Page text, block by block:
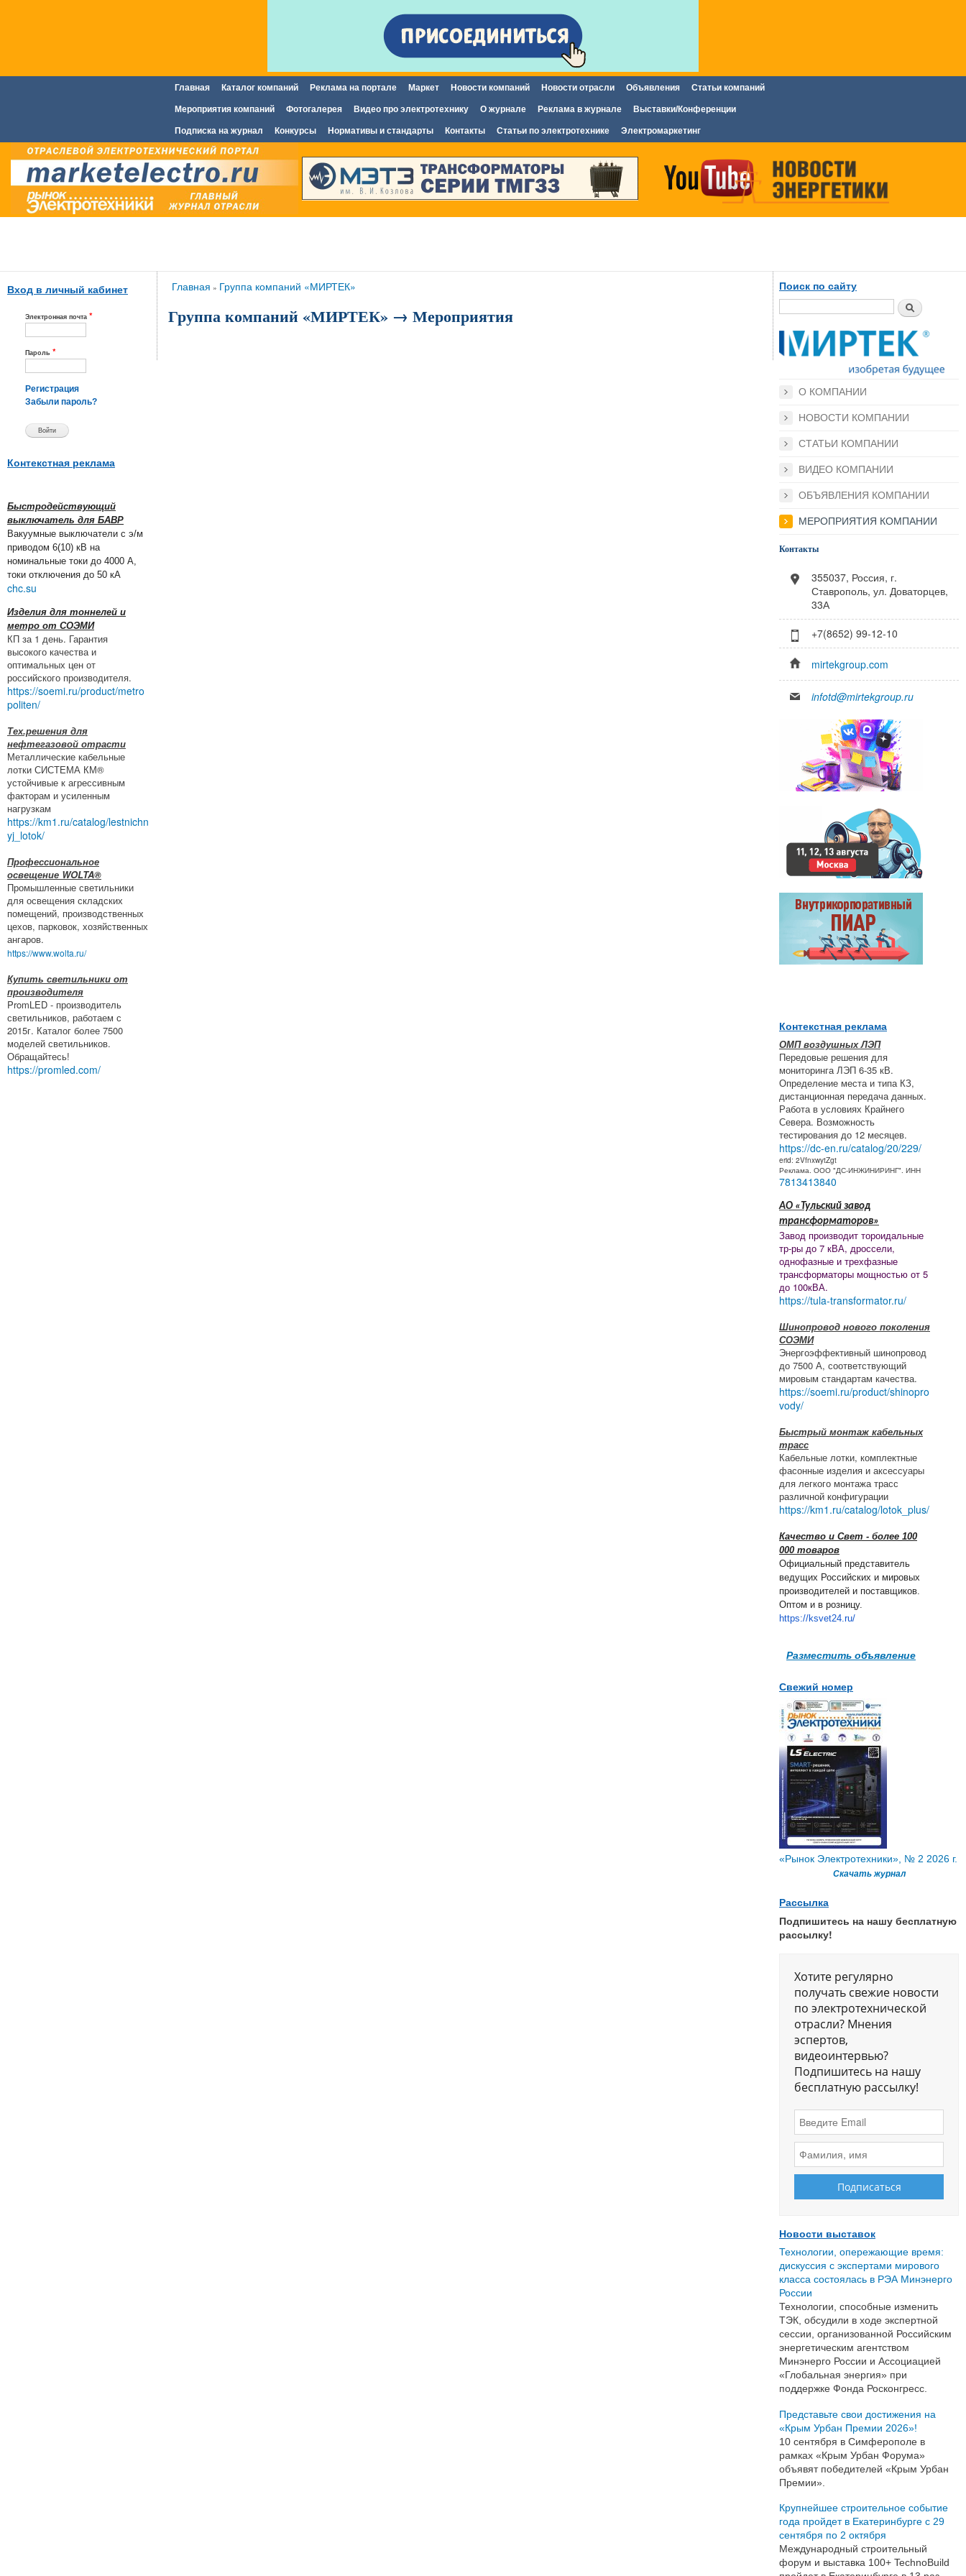
содержанию
Главное меню
Главная Каталог компаний Реклама на портале Маркет Новости компаний Новости отрасли Объявления Статьи компаний
Мероприятия компаний Фотогалерея Видео про электротехнику О журнале Реклама в журнале Выставки/Конференции
Подписка на журнал Конкурсы Нормативы и стандарты Контакты Статьи по электротехнике Электромаркетинг
Вход в личный кабинет
Электронная почта *
Пароль *
Регистрация
Забыли пароль?
Контекстная реклама
Быстродействующий
выключатель для БАВР
Вакуумные выключатели с э/м
приводом 6(10) кВ на
номинальные токи до 4000 А,
токи отключения до 50 кА
chc.su
Изделия для тоннелей и
метро от СОЭМИ
КП за 1 день. Гарантия
высокого качества и
оптимальных цен от
российского производителя.
https://soemi.ru/product/metro
politen/
Тех.решения для
нефтегазовой отрасти
Металлические кабельные
лотки СИСТЕМА КМ®
устойчивые к агрессивным
факторам и усиленным
нагрузкам
https://km1.ru/catalog/lestnichn
yj_lotok/
Профессиональное
освещение WOLTA®
Промышленные светильники
для освещения складских
помещений, производственных
цехов, парковок, хозяйственных
ангаров.
https://www.wolta.ru/
Купить светильники от
производителя
PromLED - производитель
светильников, работаем с
2015г. Каталог более 7500
моделей светильников.
Обращайтесь!
https://promled.com/
Вы здесь
Главная » Группа компаний «МИРТЕК»
Группа компаний «МИРТЕК» → Мероприятия
Поиск по сайту
Поиск
О КОМПАНИИ
НОВОСТИ КОМПАНИИ
СТАТЬИ КОМПАНИИ
ВИДЕО КОМПАНИИ
ОБЪЯВЛЕНИЯ КОМПАНИИ
МЕРОПРИЯТИЯ КОМПАНИИ
Контакты
355037, Россия, г.
Ставрополь, ул. Доваторцев,
33А
+7(8652) 99-12-10
mirtekgroup.com
infotd@mirtekgroup.ru
Контекстная реклама
ОМП воздушных ЛЭП
Передовые решения для
мониторинга ЛЭП 6-35 кВ.
Определение места и типа КЗ,
дистанционная передача данных.
Работа в условиях Крайнего
Севера. Возможность
тестирования до 12 месяцев.
https://dc-en.ru/catalog/20/229/
erid: 2VfnxwytZgt
Реклама. ООО "ДС-ИНЖИНИРИНГ". ИНН
7813413840
АО «Тульский завод
трансформаторов»
Завод производит тороидальные
тр-ры до 7 кВА, дроссели,
однофазные и трехфазные
трансформаторы мощностью от 5
до 100кВА.
https://tula-transformator.ru/
Шинопровод нового поколения
СОЭМИ
Энергоэффективный шинопровод
до 7500 А, соответствующий
мировым стандартам качества.
https://soemi.ru/product/shinopro
vody/
Быстрый монтаж кабельных
трасс
Кабельные лотки, комплектные
фасонные изделия и аксессуары
для легкого монтажа трасс
различной конфигурации
https://km1.ru/catalog/lotok_plus/
Качество и Свет - более 100
000 товаров
Официальный представитель
ведущих Российских и мировых
производителей и поставщиков.
Оптом и в розницу.
https://ksvet24.ru/
Разместить объявление
Свежий номер
«Рынок Электротехники», № 2 2026 г.
Скачать журнал
Рассылка
Подпишитесь на нашу бесплатную
рассылку!
Хотите регулярно
получать свежие новости
по электротехнической
отрасли? Мнения
эспертов,
видеоинтервью?
Подпишитесь на нашу
бесплатную рассылку!
Новости выставок
Технологии, опережающие время:
дискуссия с экспертами мирового
класса состоялась в РЭА Минэнерго
России
Технологии, способные изменить
ТЭК, обсудили в ходе экспертной
сессии, организованной Российским
энергетическим агентством
Минэнерго России и Ассоциацией
«Глобальная энергия» при
поддержке Фонда Росконгресс.
Представьте свои достижения на
«Крым Урбан Премии 2026»!
10 сентября в Симферополе в
рамках «Крым Урбан Форума»
объявят победителей «Крым Урбан
Премии».
Крупнейшее строительное событие
года пройдет в Екатеринбурге с 29
сентября по 2 октября
Международный строительный
форум и выставка 100+ TechnoBuild